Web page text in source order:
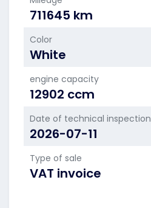
711645 km
Color
White
engine capacity
12902 ccm
Date of technical inspection
2026-07-11
Type of sale
VAT invoice